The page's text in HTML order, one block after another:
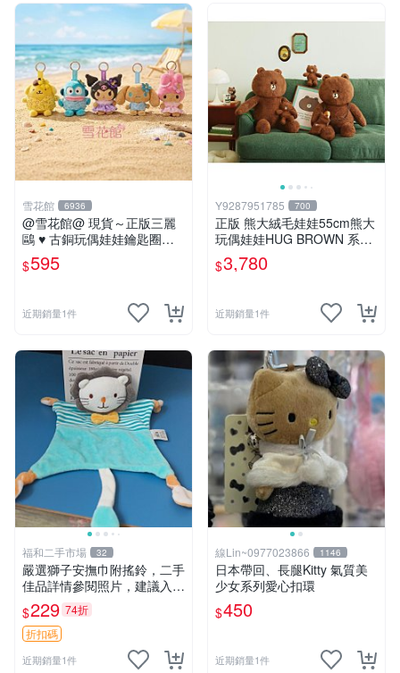
雪花館 6936
@雪花館@ 現貨～正版三麗
鷗 ♥ 古銅玩偶娃娃鑰匙圈掛
飾
$595
近期銷量1件
Y9287951785 700
正版 熊大絨毛娃娃55cm熊大
玩偶娃娃HUG BROWN 系列
55公分韓國 line friends熊大
玩偶娃娃禮物生日
$3,780
近期銷量1件
福和二手市場 32
嚴選獅子安撫巾附搖鈴，二手
佳品詳情參閱照片，建議入手
前多加斟酌。獅子 撫慰巾 達
人必備
$229 74折
折扣碼
近期銷量1件
線Lin~0977023866 1146
日本帶回、長腿Kitty 氣質美
少女系列愛心扣環
$450
近期銷量1件